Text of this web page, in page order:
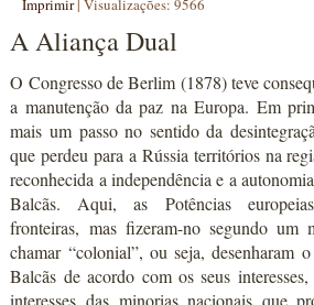
Imprimir |Visualizações: 9566
A Aliança Dual
O Congresso de Berlim (1878) teve
a manutenção da paz na Europa. Em
mais um passo no sentido da
que perdeu para a Rússia territórios na
reconhecida a independência e a
Balcãs. Aqui, as Potências
fronteiras, mas fizeram-no segundo um
chamar “colonial”, ou seja, desenharam
Balcãs de acordo com os seus
interesses das minorias nacionais que